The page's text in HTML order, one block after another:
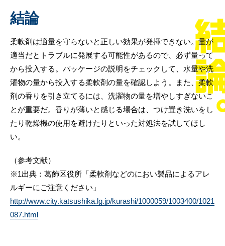
結論
柔軟剤は適量を守らないと正しい効果が発揮できない。量が
適当だとトラブルに発展する可能性があるので、必ず量って
から投入する。パッケージの説明をチェックして、水量や洗
濯物の量から投入する柔軟剤の量を確認しよう。また、柔軟
剤の香りを引き立てるには、洗濯物の量を増やしすぎないこ
とが重要だ。香りが薄いと感じる場合は、つけ置き洗いをし
たり乾燥機の使用を避けたりといった対処法を試してほし
い。
（参考文献）
※1出典：葛飾区役所「柔軟剤などのにおい製品によるアレ
ルギーにご注意ください」
http://www.city.katsushika.lg.jp/kurashi/1000059/1003400/1021
087.html